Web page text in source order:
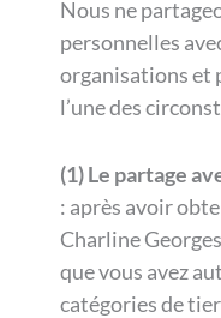
Nous ne
personnelles
organisations et
l’une des
(1)Le partage
: après avoir
Charline
que vous avez
catégories de